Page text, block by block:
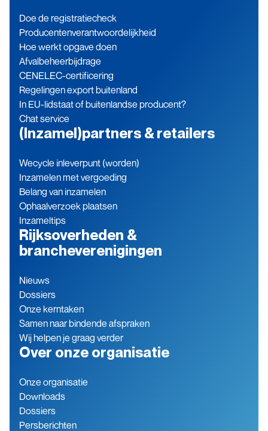
Doe de registratiecheck
Producenten­verantwoordelijkheid
Hoe werkt opgave doen
Afvalbeheerbijdrage
CENELEC-certificering
Regelingen export buitenland
In EU-lidstaat of buitenlandse producent?
Chat service
(Inzamel)partners & retailers
Wecycle inleverpunt (worden)
Inzamelen met vergoeding
Belang van inzamelen
Ophaalverzoek plaatsen
Inzameltips
Rijksoverheden &
brancheverenigingen
Nieuws
Dossiers
Onze kerntaken
Samen naar bindende afspraken
Wij helpen je graag verder
Over onze organisatie
Onze organisatie
Downloads
Dossiers
Persberichten